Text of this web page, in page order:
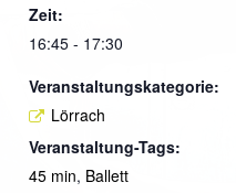
Zeit:
16:45 - 17:30
Veranstaltungskategorie:
Lörrach
Veranstaltung-Tags:
45 min, Ballett